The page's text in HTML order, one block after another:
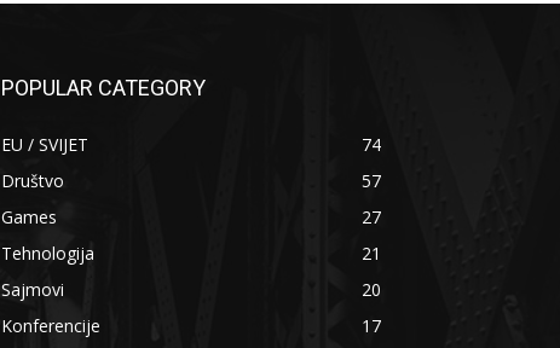
POPULAR CATEGORY
EU / SVIJET
74
Društvo
57
Games
27
Tehnologija
21
Sajmovi
20
Konferencije
17